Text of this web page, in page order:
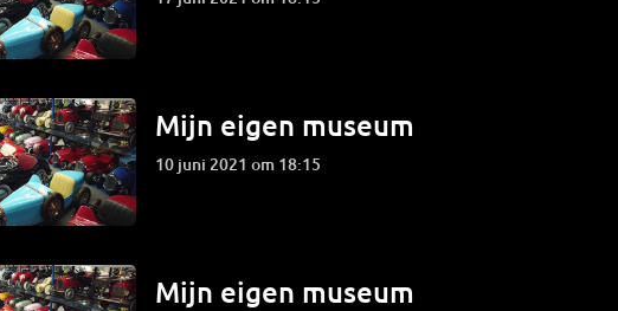
Mijn eigen museum
10 juni 2021 om 18:15
Mijn eigen museum